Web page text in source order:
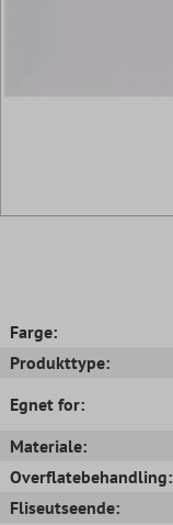
Farge:
Produkttype:
Egnet for:
Materiale:
Overflatebehandling:
Fliseutseende: